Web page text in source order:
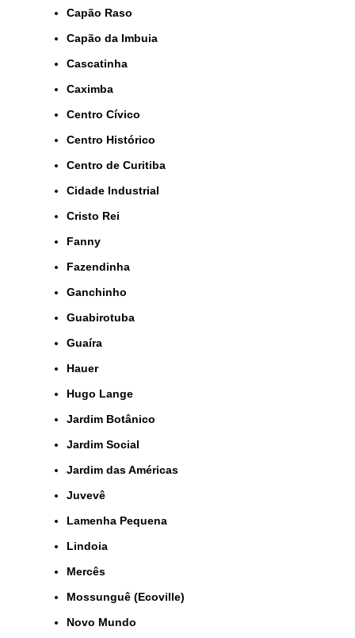
Capão Raso
Capão da Imbuia
Cascatinha
Caximba
Centro Cívico
Centro Histórico
Centro de Curitiba
Cidade Industrial
Cristo Rei
Fanny
Fazendinha
Ganchinho
Guabirotuba
Guaíra
Hauer
Hugo Lange
Jardim Botânico
Jardim Social
Jardim das Américas
Juvevê
Lamenha Pequena
Lindoia
Mercês
Mossunguê (Ecoville)
Novo Mundo